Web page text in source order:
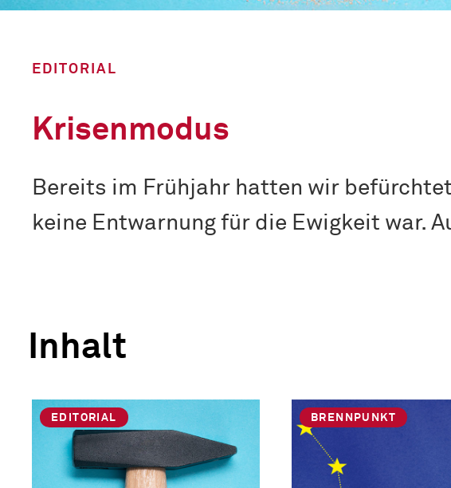
EDITORIAL
Krisenmodus
Bereits im Frühjahr hatten wir
keine Entwarnung für die Ewigkeit war.
Inhalt
EDITORIAL BRENNPUNKT